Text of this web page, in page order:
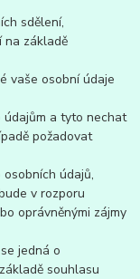
sdělení,
na základě
vaše osobní údaje
údajům a tyto nechat
požadovat
údajů,
v rozporu
oprávněnými zájmy
jedná o
souhlasu